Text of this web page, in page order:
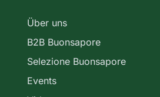
Über uns
B2B Buonsapore
Selezione Buonsapore
Events